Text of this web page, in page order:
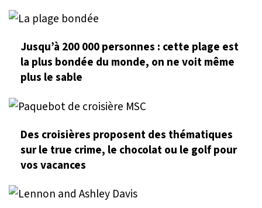
Jusqu’à 200 000 personnes : cette plage est
la plus bondée du monde, on ne voit même
plus le sable
Des croisières proposent des thématiques
sur le true crime, le chocolat ou le golf pour
vos vacances